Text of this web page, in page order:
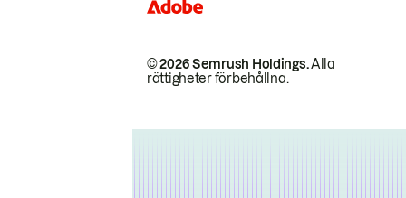
© 2026 Semrush Holdings.Alla
rättigheter förbehållna.